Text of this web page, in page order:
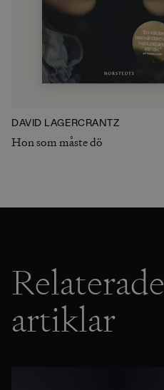
DAVID LAGERCRANTZ
Hon som måste dö
Relaterade
artiklar